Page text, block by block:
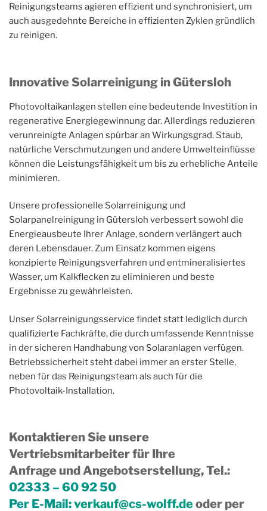
Reinigungsteams agieren effizient und synchronisiert, um
auch ausgedehnte Bereiche in effizienten Zyklen gründlich
zu reinigen.
Innovative Solarreinigung in Gütersloh
Photovoltaikanlagen stellen eine bedeutende Investition in
regenerative Energiegewinnung dar. Allerdings reduzieren
verunreinigte Anlagen spürbar an Wirkungsgrad. Staub,
natürliche Verschmutzungen und andere Umwelteinflüsse
können die Leistungsfähigkeit um bis zu erhebliche Anteile
minimieren.
Unsere professionelle Solarreinigung und
Solarpanelreinigung in Gütersloh verbessert sowohl die
Energieausbeute Ihrer Anlage, sondern verlängert auch
deren Lebensdauer. Zum Einsatz kommen eigens
konzipierte Reinigungsverfahren und entmineralisiertes
Wasser, um Kalkflecken zu eliminieren und beste
Ergebnisse zu gewährleisten.
Unser Solarreinigungsservice findet statt lediglich durch
qualifizierte Fachkräfte, die durch umfassende Kenntnisse
in der sicheren Handhabung von Solaranlagen verfügen.
Betriebssicherheit steht dabei immer an erster Stelle,
neben für das Reinigungsteam als auch für die
Photovoltaik-Installation.
Kontaktieren Sie unsere
Vertriebsmitarbeiter für Ihre
Anfrage und Angebotserstellung, Tel.:
02333 – 60 92 50
Per E-Mail:verkauf@cs-wolff.deoder per